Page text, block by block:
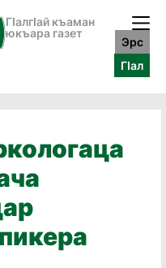
ГӀалгӀай къаман
юкъара газет
Эрс
ГӀал